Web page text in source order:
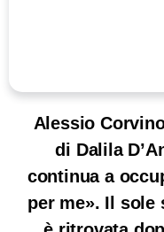
Alessio
di Dalila
continua a
per me». Il sole